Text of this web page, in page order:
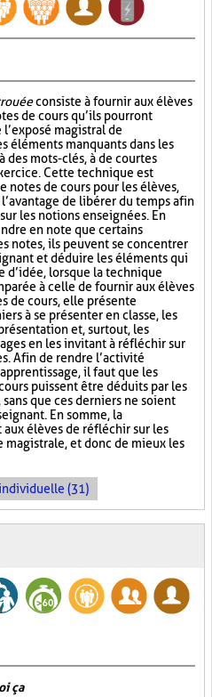
consiste à fournir aux élèves
de cours qu’ils pourront
magistral de
éléments manquants dans les
des mots-clés, à de courtes
Cette technique est
notes de cours pour les élèves,
de libérer du temps afin
les notions enseignées. En
en note que certains
notes, ils peuvent se concentrer
et déduire les éléments qui
d’idée, lorsque la technique
à celle de fournir aux élèves
de cours, elle présente
à se présenter en classe, les
et, surtout, les
en les invitant à réfléchir sur
Afin de rendre l’activité
il faut que les
puissent être déduits par les
que ces derniers ne soient
En somme, la
élèves de réfléchir sur les
magistrale, et donc de mieux les
(31)
ça